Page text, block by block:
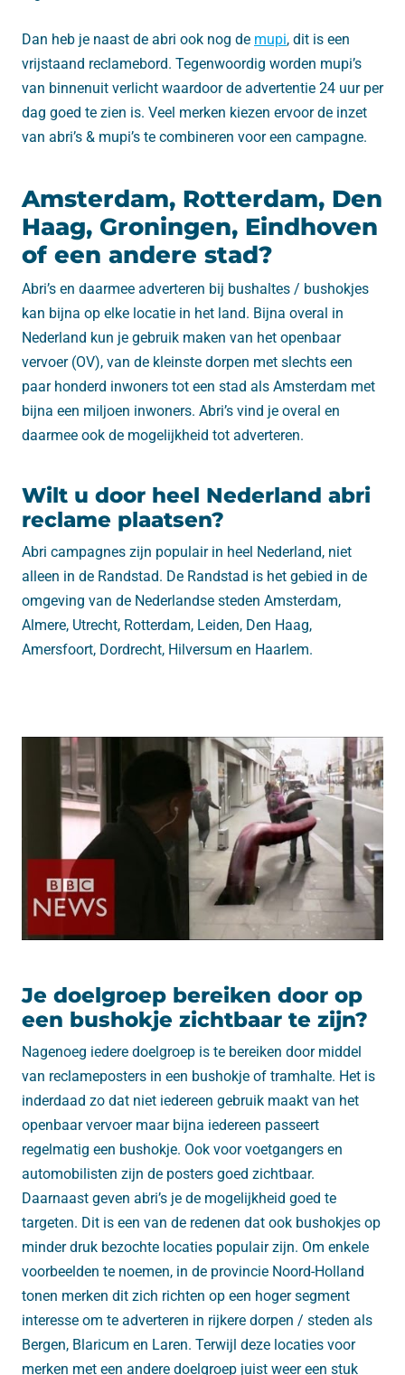
Dan heb je naast de abri ook nog de mupi, dit is een
vrijstaand reclamebord. Tegenwoordig worden mupi’s
van binnenuit verlicht waardoor de advertentie 24 uur per
dag goed te zien is. Veel merken kiezen ervoor de inzet
van abri’s & mupi’s te combineren voor een campagne.
Amsterdam, Rotterdam, Den
Haag, Groningen, Eindhoven
of een andere stad?
Abri’s en daarmee adverteren bij bushaltes / bushokjes
kan bijna op elke locatie in het land. Bijna overal in
Nederland kun je gebruik maken van het openbaar
vervoer (OV), van de kleinste dorpen met slechts een
paar honderd inwoners tot een stad als Amsterdam met
bijna een miljoen inwoners. Abri’s vind je overal en
daarmee ook de mogelijkheid tot adverteren.
Wilt u door heel Nederland abri
reclame plaatsen?
Abri campagnes zijn populair in heel Nederland, niet
alleen in de Randstad. De Randstad is het gebied in de
omgeving van de Nederlandse steden Amsterdam,
Almere, Utrecht, Rotterdam, Leiden, Den Haag,
Amersfoort, Dordrecht, Hilversum en Haarlem.
Je doelgroep bereiken door op
een bushokje zichtbaar te zijn?
Nagenoeg iedere doelgroep is te bereiken door middel
van reclameposters in een bushokje of tramhalte. Het is
inderdaad zo dat niet iedereen gebruik maakt van het
openbaar vervoer maar bijna iedereen passeert
regelmatig een bushokje. Ook voor voetgangers en
automobilisten zijn de posters goed zichtbaar.
Daarnaast geven abri’s je de mogelijkheid goed te
targeten. Dit is een van de redenen dat ook bushokjes op
minder druk bezochte locaties populair zijn. Om enkele
voorbeelden te noemen, in de provincie Noord-Holland
tonen merken dit zich richten op een hoger segment
interesse om te adverteren in rijkere dorpen / steden als
Bergen, Blaricum en Laren. Terwijl deze locaties voor
merken met een andere doelgroep juist weer een stuk